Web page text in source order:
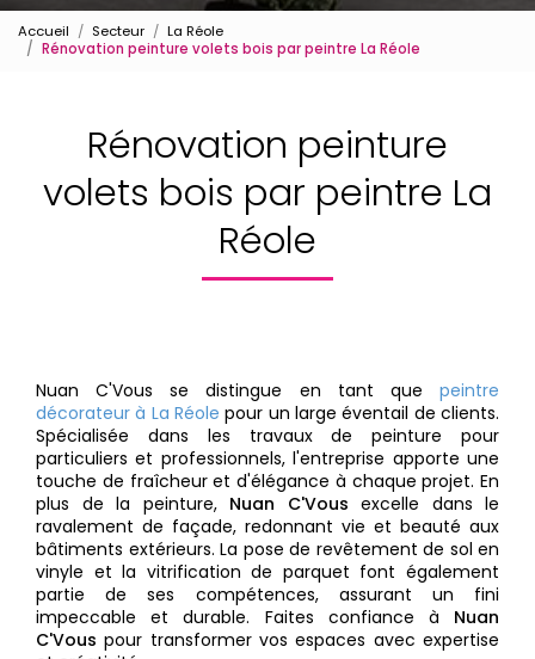
Accueil Secteur
La Réole
Rénovation peinture volets bois par peintre La Réole
Rénovation peinture
volets bois par peintre La
Réole
Nuan C'Vous se distingue en tant que peintre
décorateur à La Réole pour un large éventail de clients.
Spécialisée dans les travaux de peinture pour
particuliers et professionnels, l'entreprise apporte une
touche de fraîcheur et d'élégance à chaque projet. En
plus de la peinture, Nuan C'Vous excelle dans le
ravalement de façade, redonnant vie et beauté aux
bâtiments extérieurs. La pose de revêtement de sol en
vinyle et la vitrification de parquet font également
partie de ses compétences, assurant un fini
impeccable et durable. Faites confiance à Nuan
C'Vous pour transformer vos espaces avec expertise